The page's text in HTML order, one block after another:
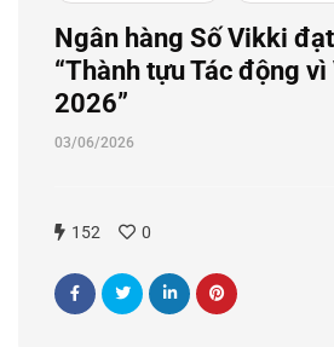
Ngân hàng Số Vikki
“Thành tựu Tác động
2026”
03/06/2026
152 0